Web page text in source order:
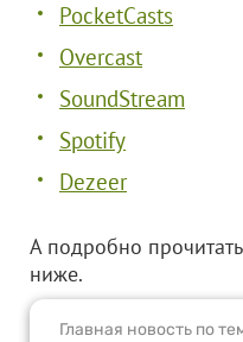
PocketCasts
Overcast
SoundStream
Spotify
Dezeer
А подробно
ниже.
Главная новость по